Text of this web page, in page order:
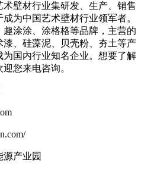
壁材行业集研发、生产、销售
为中国艺术壁材行业领军者。
涂涂、涂格格等品牌，主营的
、硅藻泥、贝壳粉、夯土等产
国内行业知名企业。想要了解
您来电咨询。
产业园